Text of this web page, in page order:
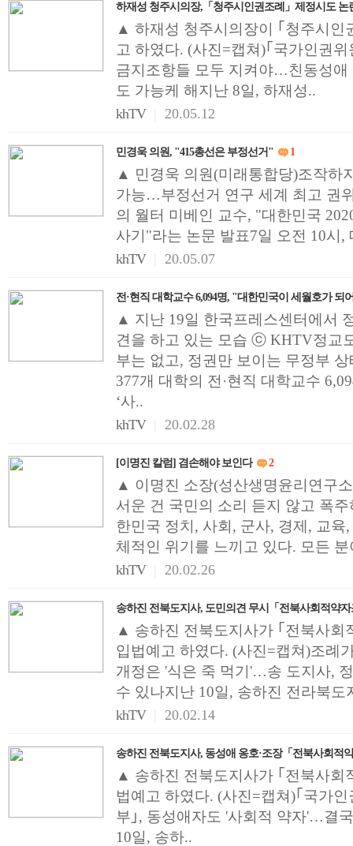
하재성 청주시의장,「청주시인권조례」제정시도
▲ 하재성 청주시의장이 ｢청주시인
고 하였다. (사진=캡쳐)｢국가인권
금지조항들 모두 지켜야…친동성애
도 가능케 해지난 8일, 하재성..
khTV 20.05.12
민경욱 의원, "415총선은 부정선거" 1
▲ 민경욱 의원(미래통합당)조작하
가능…부정선거 연구 세계 최고 권
의 월터 미베인 교수, "대한민국
사기"라는 논문 발표7일 오전 10시,
khTV 20.05.07
전·현직 대학교수 6,094명, "대한민국이 세월호가 되
▲ 지난 19일 한국프레스센터에서
견을 하고 있는 모습 ⓒ KHTV정교
부는 없고, 정권만 보이는 무정부
377개 대학의 전·현직 대학교수
‘사..
khTV 20.02.28
[이명진 칼럼] 겸손해야 보인다 2
▲ 이명진 소장(성산생명윤리연구
서운 건 국민의 소리 듣지 않고 폭
한민국 정치, 사회, 군사, 경제, 교육
체적인 위기를 느끼고 있다. 모든
khTV 20.02.26
송하진 전북도지사, 도민의견 무시「전북사회적약
▲ 송하진 전북도지사가 ｢전북사회
입법예고 하였다. (사진=캡쳐)조례
개정은 '식은 죽 먹기'…송 도지사,
수 있나지난 10일, 송하진 전라북도
khTV 20.02.14
송하진 전북도지사, 동성애 옹호·조장「전북사회적
▲ 송하진 전북도지사가 ｢전북사회
법예고 하였다. (사진=캡쳐)｢국가
부｣, 동성애자도 '사회적 약자'…결
10일, 송하..